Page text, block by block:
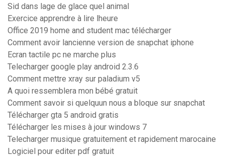
Sid dans lage de glace quel animal
Exercice apprendre à lire lheure
Office 2019 home and student mac télécharger
Comment avoir lancienne version de snapchat iphone
Ecran tactile pc ne marche plus
Telecharger google play android 2.3.6
Comment mettre xray sur paladium v5
A quoi ressemblera mon bébé gratuit
Comment savoir si quelquun nous a bloque sur snapchat
Télécharger gta 5 android gratis
Télécharger les mises à jour windows 7
Telecharger musique gratuitement et rapidement marocaine
Logiciel pour editer pdf gratuit